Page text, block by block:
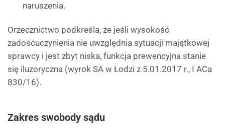
naruszenia.
Orzecznictwo podkreśla, że jeśli wysokość
zadośćuczynienia nie uwzględnia sytuacji majątkowej
sprawcy i jest zbyt niska, funkcja prewencyjna stanie
się iluzoryczna (wyrok SA w Łodzi z 5.01.2017 r., I ACa
830/16).
Zakres swobody sądu